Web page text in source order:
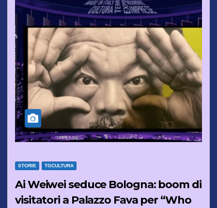
STORIE TGCULTURA
Ai Weiwei seduce Bologna: boom di
visitatori a Palazzo Fava per “Who